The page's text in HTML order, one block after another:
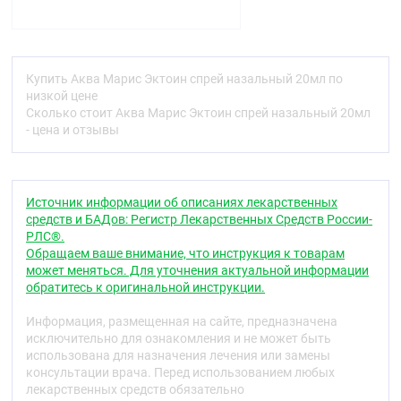
слизистой оболочки носа. Данный комплекс
препятствует контакту аллергенов с клетками
слизистой оболочки носа, защищая от
возникновения аллергической реакции и снижая
выраженность проявлений аллергического ринита.
удалены из полости носа при промывании или
высмаркивании.
Раствор натуральной морской соли, входящий в
состав Аква Марис® Эктоин, способствует
механическому удалению аллергенов с
поверхности слизистой оболочки носа и очищает
ее поверхность от осевшей уличной и домашней
улучшают функцию мерцательного эпителия,
оказывают противовоспалительное и
восстановительное действие на слизистую
оболочку полости носа.
Купить Аква Марис Эктоин спрей назальный 20мл по
низкой цене
Сколько стоит Аква Марис Эктоин спрей назальный 20мл
- цена и отзывы
Источник информации об описаниях лекарственных
средств и БАДов: Регистр Лекарственных Средств России-
РЛС®.
Обращаем ваше внимание, что инструкция к товарам
может меняться. Для уточнения актуальной информации
обратитесь к оригинальной инструкции.
Информация, размещенная на сайте, предназначена
исключительно для ознакомления и не может быть
использована для назначения лечения или замены
консультации врача. Перед использованием любых
лекарственных средств обязательно